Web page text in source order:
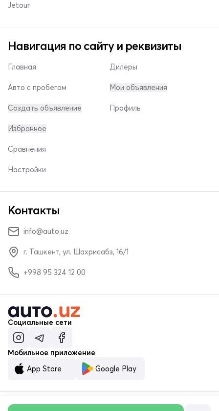
Jetour
Навигация по сайту и реквизиты
Главная
Авто с пробегом
Создать объявление
Дилеры
Мои объявления
Профиль
Избранное
Сравнения
Настройки
Контакты
info@auto.uz
г. Ташкент, ул. Шахрисабз, 16/1
+998 95 324 12 00
Социальные сети
Мобильное приложение
App Store
Google Play